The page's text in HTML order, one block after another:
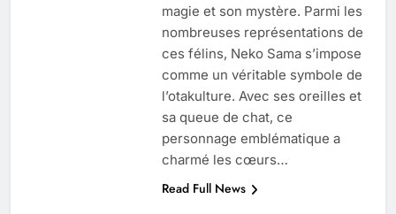
Découvrez notre test d’orientation
gratuit spécialement conçu pour
collégiens et lycéens
4 Mois Ago
Liste complète des marques
rezoactif.com à connaître en 2025
magie et son mystère. Parmi les
nombreuses représentations de
ces félins, Neko Sama s’impose
comme un véritable symbole de
l’otakulture. Avec ses oreilles et
sa queue de chat, ce
personnage emblématique a
charmé les cœurs…
Read Full News